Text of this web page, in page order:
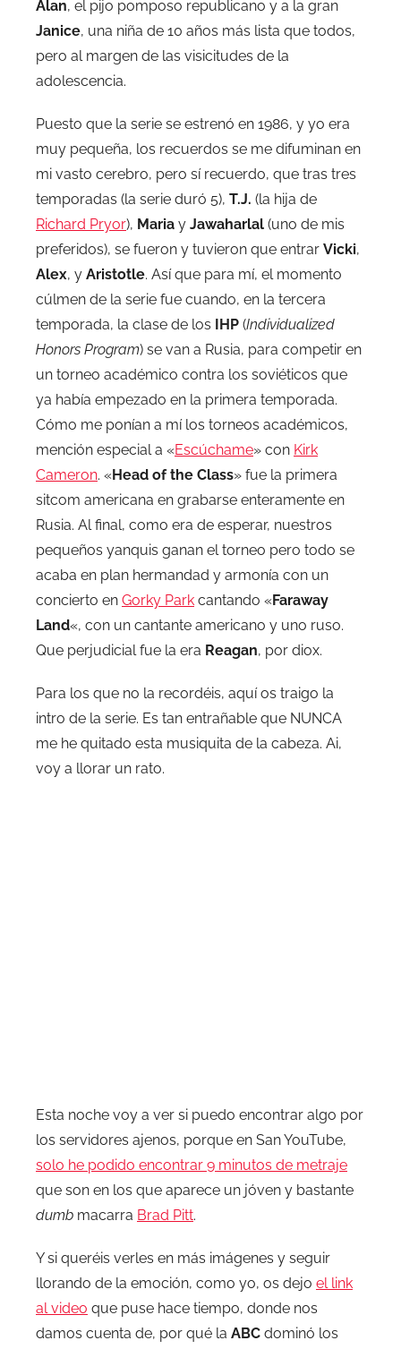
Alan, el pijo pomposo republicano y a la gran
Janice, una niña de 10 años más lista que todos,
pero al margen de las visicitudes de la
adolescencia.
Puesto que la serie se estrenó en 1986, y yo era
muy pequeña, los recuerdos se me difuminan en
mi vasto cerebro, pero sí recuerdo, que tras tres
temporadas (la serie duró 5), T.J. (la hija de
Richard Pryor), Maria y Jawaharlal (uno de mis
preferidos), se fueron y tuvieron que entrar Vicki,
Alex, y Aristotle. Así que para mí, el momento
cúlmen de la serie fue cuando, en la tercera
temporada, la clase de los
IHP (Individualized
Honors Program) se van a Rusia, para competir en
un torneo académico contra los soviéticos que
ya había empezado en la primera temporada.
Cómo me ponían a mí los torneos académicos,
mención especial a «Escúchame» con Kirk
Cameron. «Head of the Class» fue la primera
sitcom americana en grabarse enteramente en
Rusia. Al final, como era de esperar, nuestros
pequeños yanquis ganan el torneo pero todo se
acaba en plan hermandad y armonía con un
concierto en Gorky Park cantando «Faraway
Land«, con un cantante americano y uno ruso.
Que perjudicial fue la era Reagan, por diox.
Para los que no la recordéis, aquí os traigo la
intro de la serie. Es tan entrañable que NUNCA
me he quitado esta musiquita de la cabeza. Ai,
voy a llorar un rato.
Esta noche voy a ver si puedo encontrar algo por
los servidores ajenos, porque en San YouTube,
solo he podido encontrar 9 minutos de metraje
que son en los que aparece un jóven y bastante
dumb macarra Brad Pitt.
Y si queréis verles en más imágenes y seguir
llorando de la emoción, como yo, os dejo el link
al video que puse hace tiempo, donde nos
damos cuenta de, por qué la ABC dominó los